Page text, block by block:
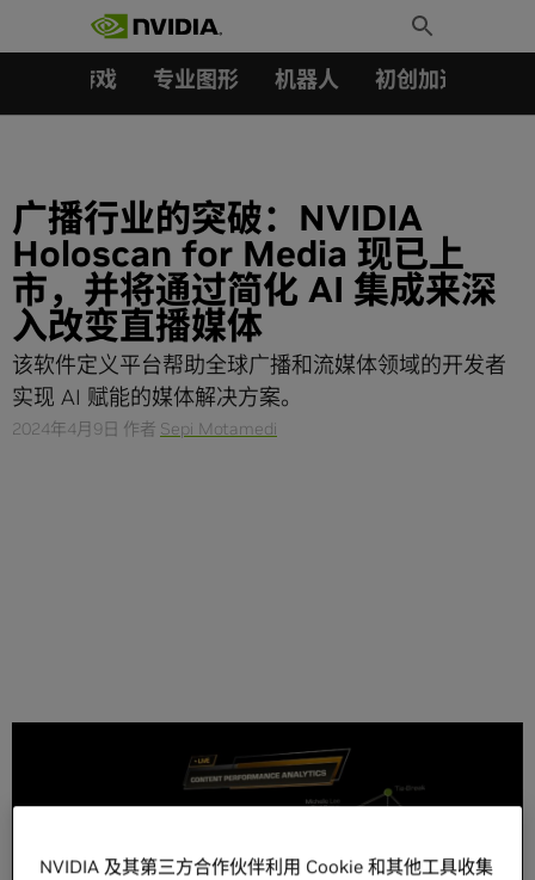
Toggle
Search
游戏 专业图形 机器人 初创加速会员成
广播行业的突破：NVIDIA
Holoscan for Media 现已上
市，并将通过简化 AI 集成来深
入改变直播媒体
该软件定义平台帮助全球广播和流媒体领域的开发者
实现 AI 赋能的媒体解决方案。
2024年4月9日 作者 Sepi Motamedi
NVIDIA 及其第三方合作伙伴利用 Cookie 和其他工具收集